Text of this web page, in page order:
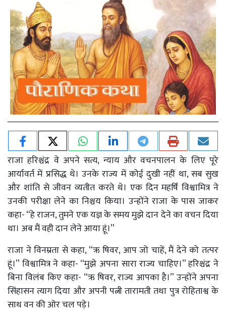
राजा हरिश्चंद्र वे अपने सत्य, न्याय और वचनपालन के लिए पूरे
आर्यावर्त में प्रसिद्ध थे। उनके राज्य में कोई दुखी नहीं था, सब सुख
और शांति से जीवन व्यतीत करते थे। एक दिन महर्षि विश्वामित्र ने
उनकी परीक्षा लेने का निश्चय किया। उन्होंने राजा के पास जाकर
कहा- “हे राजन, तुमने एक यज्ञ के समय मुझे दान देने का वचन दिया
था। अब मैं वही दान लेने आया हूं।”
राजा ने विनम्रता से कहा, “ऋ षिवर, आप जो चाहें, मैं देने को तत्पर
हूं।” विश्वामित्र ने कहा- “मुझे अपना सारा राज्य चाहिए।” हरिश्चंद्र ने
बिना विलंब किए कहा- “ऋ षिवर, राज्य आपका है।” उन्होंने अपना
सिंहासन त्याग दिया और अपनी पत्नी तारामती तथा पुत्र रोहिताश्व के
साथ वन की ओर चल पड़े।